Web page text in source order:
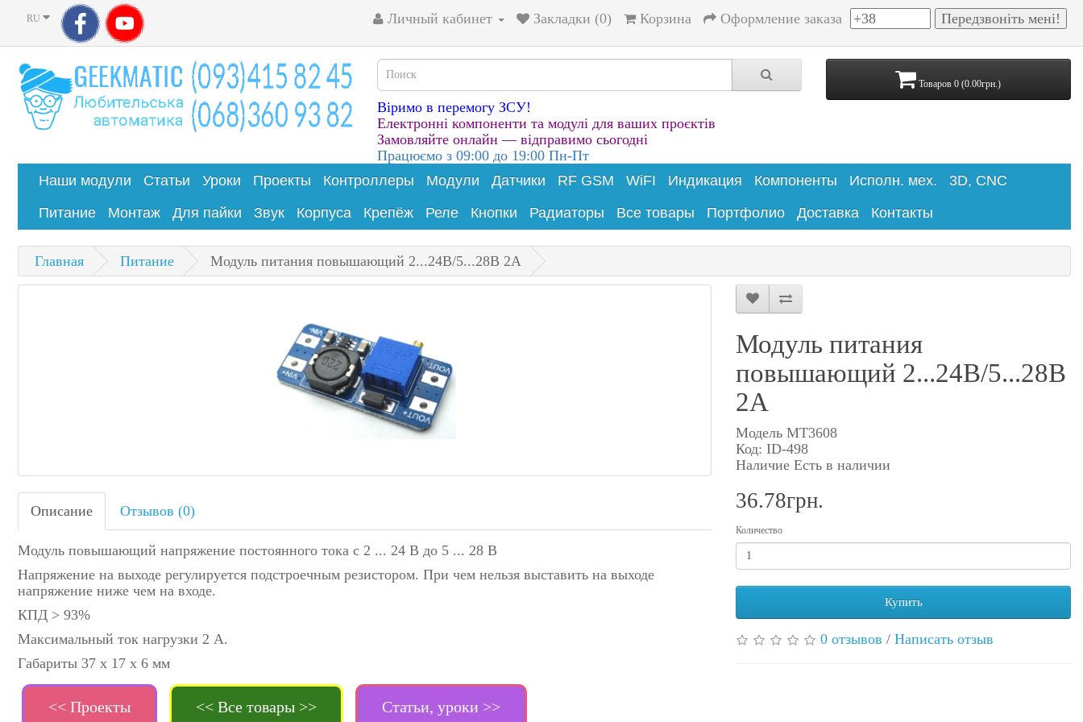
RU Личный кабинет Закладки (0) Корзина Оформление заказа
Віримо в перемогу ЗСУ!
Електронні компоненти та модулі для ваших проєктів
Замовляйте онлайн — відправимо сьогодні
Працюємо з 09:00 до 19:00 Пн-Пт
Товаров 0 (0.00грн.)
Наши модули Статьи Уроки Проекты Контроллеры Модули Датчики RF GSM WiFI Индикация Компоненты Исполн. мех.
3D, CNC
Питание
Монтаж Для пайки Звук Корпуса Крепёж Реле Кнопки Радиаторы Все товары Портфолио Доставка Контакты
Главная Питание Модуль питания повышающий 2...24В/5...28В 2А
Описание Отзывов (0)
Модуль повышающий напряжение постоянного тока с 2 ... 24 В до 5 ... 28 В
Напряжение на выходе регулируется подстроечным резистором. При чем нельзя выставить на выходе
напряжение ниже чем на входе.
КПД > 93%
Максимальный ток нагрузки 2 А.
Габариты 37 х 17 х 6 мм
Модуль питания
повышающий 2...24В/5...28В
2А
Модель MT3608
Код: ID-498
Наличие Есть в наличии
36.78грн.
Количество
Купить
0 отзывов /Написать отзыв
<< Проекты << Все товары >> Статьи, уроки >>